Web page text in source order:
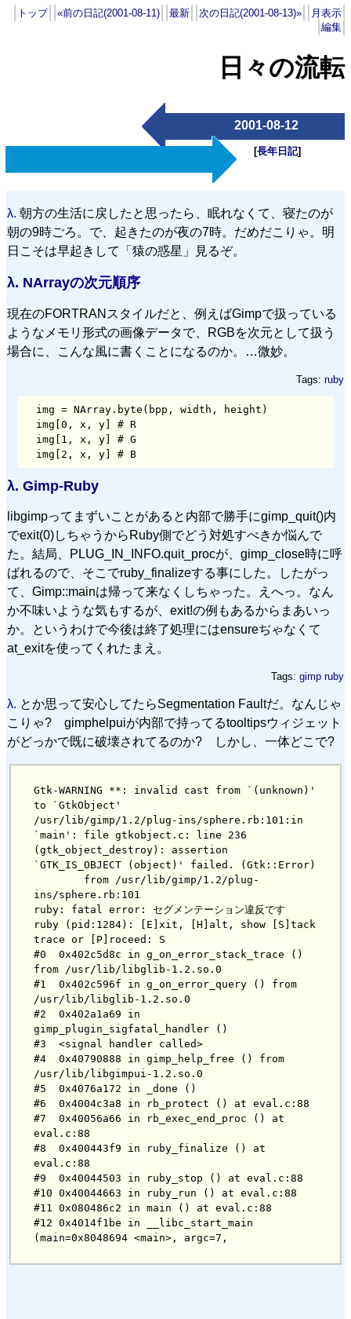
トップ «前の日記(2001-08-11) 最新 次の日記(2001-08-13)»
月表示
編集
日々の流転
2001-08-12
[長年日記]
λ. 朝方の生活に戻したと思ったら、眠れなくて、寝たのが
朝の9時ごろ。で、起きたのが夜の7時。だめだこりゃ。明
日こそは早起きして「猿の惑星」見るぞ。
λ. NArrayの次元順序
現在のFORTRANスタイルだと、例えばGimpで扱っている
ようなメモリ形式の画像データで、RGBを次元として扱う
場合に、こんな風に書くことになるのか。…微妙。
Tags: ruby
λ. Gimp-Ruby
libgimpってまずいことがあると内部で勝手にgimp_quit()内
でexit(0)しちゃうからRuby側でどう対処すべきか悩んで
た。結局、PLUG_IN_INFO.quit_procが、gimp_close時に呼
ばれるので、そこでruby_finalizeする事にした。したがっ
て、Gimp::mainは帰って来なくしちゃった。えへっ。なん
か不味いような気もするが、exit!の例もあるからまあいっ
か。というわけで今後は終了処理にはensureぢゃなくて
at_exitを使ってくれたまえ。
Tags: gimp ruby
λ. とか思って安心してたらSegmentation Faultだ。なんじゃ
こりゃ? gimphelpuiが内部で持ってるtooltipsウィジェット
がどっかで既に破壊されてるのか? しかし、一体どこで?
Gtk-WARNING **: invalid cast from `(unknown)'
to `GtkObject'
/usr/lib/gimp/1.2/plug-ins/sphere.rb:101:in
`main': file gtkobject.c: line 236
(gtk_object_destroy): assertion
`GTK_IS_OBJECT (object)' failed. (Gtk::Error)
ins/sphere.rb:101
ruby: fatal error: セグメンテーション違反です
ruby (pid:1284): [E]xit, [H]alt, show [S]tack
trace or [P]roceed: S
#0  0x402c5d8c in g_on_error_stack_trace ()
from /usr/lib/libglib-1.2.so.0
#1  0x402c596f in g_on_error_query () from
/usr/lib/libglib-1.2.so.0
#2  0x402a1a69 in
gimp_plugin_sigfatal_handler ()
#3  <signal handler called>
#4  0x40790888 in gimp_help_free () from
/usr/lib/libgimpui-1.2.so.0
#5  0x4076a172 in _done ()
#6  0x4004c3a8 in rb_protect () at eval.c:88
#7  0x40056a66 in rb_exec_end_proc () at
eval.c:88
#8  0x400443f9 in ruby_finalize () at
eval.c:88
#9  0x40044503 in ruby_stop () at eval.c:88
#10 0x40044663 in ruby_run () at eval.c:88
#11 0x080486c2 in main () at eval.c:88
#12 0x4014f1be in __libc_start_main